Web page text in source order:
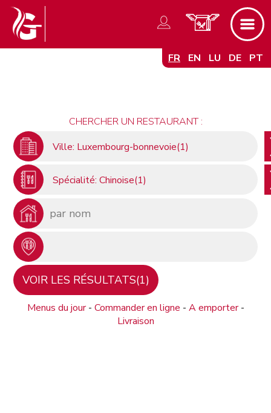
FR EN LU DE PT
CHERCHER UN RESTAURANT :
Ville: Luxembourg-bonnevoie(1)
Spécialité: Chinoise(1)
Menus du jour- Commander en ligne - A emporter-
Livraison